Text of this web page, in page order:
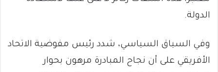
الدولة.
وفي السياق السياسي، شدد رئيس مفوضية الاتحاد
الأفريقي على أن نجاح المبادرة مرهون بحوار